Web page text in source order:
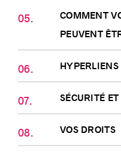
COMMENT
PEUVENT
HYPERLIENS
SÉCURITÉ
VOS DROITS